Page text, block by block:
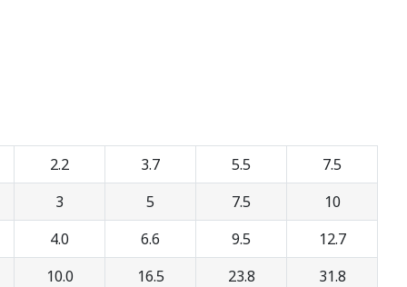
2.2 3.7 5.5
7.5
3
5 7.5
10
4.0
6.6 9.5
12.7
10.0
16.5 23.8
31.8